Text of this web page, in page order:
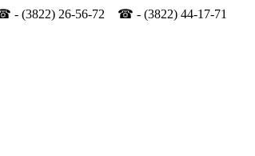
- (3822) 26-56-72 ☎ - (3822) 44-17-71